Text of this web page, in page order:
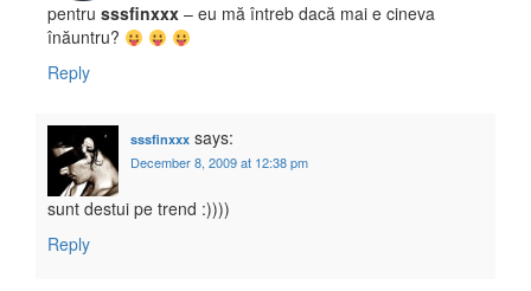
pentru sssfinxxx – eu mă întreb dacă mai e cineva
înăuntru?
Reply
sssfinxxx says:
December 8, 2009 at 12:38 pm
sunt destui pe trend :))))
Reply